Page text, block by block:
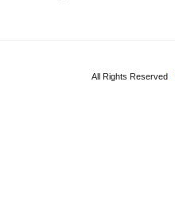
All Rights Reserved